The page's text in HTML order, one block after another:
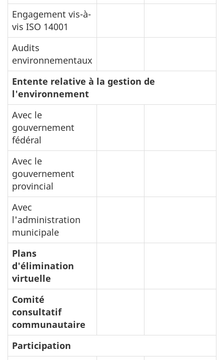
Engagement vis-à-
vis ISO 14001
Audits
environnementaux
Entente relative à la gestion de
l'environnement
Avec le
gouvernement
fédéral
Avec le
gouvernement
provincial
Avec
l'administration
municipale
Plans
d'élimination
virtuelle
Comité
consultatif
communautaire
Participation